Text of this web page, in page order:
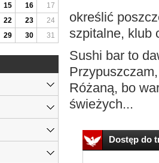
określić
szpitalne, klub
Sushi bar to
Różaną, bo
świeżych...
Dostęp do
15 16
17
22 23
24
29 30 31